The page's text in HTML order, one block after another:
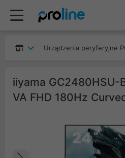
Urządzenia peryferyjne
iiyama GC2480HSU-
VA FHD 180Hz